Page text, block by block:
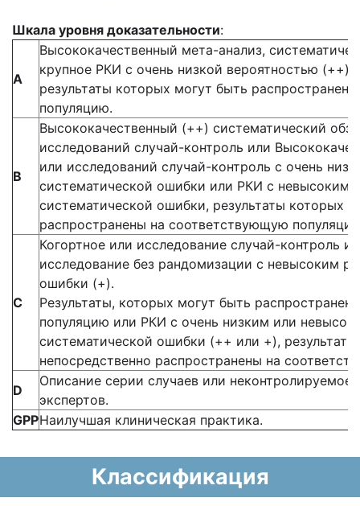
Шкала уровня доказательности:
А
Высококачественный мета-анализ,
крупное РКИ с очень низкой вероятностью (++)
результаты которых могут быть
популяцию.
В
Высококачественный (++) систематический
исследований случай-контроль или
или исследований случай-контроль с очень
систематической ошибки или РКИ с невысоким
систематической ошибки, результаты которых
распространены на соответствующую
С
Когортное или исследование случай-контроль
исследование без рандомизации с невысоким
ошибки (+).
Результаты, которых могут быть
популяцию или РКИ с очень низким или
систематической ошибки (++ или +),
непосредственно распространены на
D
Описание серии случаев или неконтролируемое
экспертов.
GPPНаилучшая клиническая практика.
Классификация